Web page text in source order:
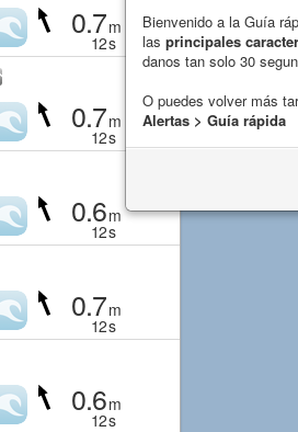
0.7m
12s
0.7m
12s
0.6m
12s
0.7m
12s
0.6m
12s
Bienvenido a la Guía
las principales
danos tan solo 30
O puedes volver más
Alertas > Guía rápida